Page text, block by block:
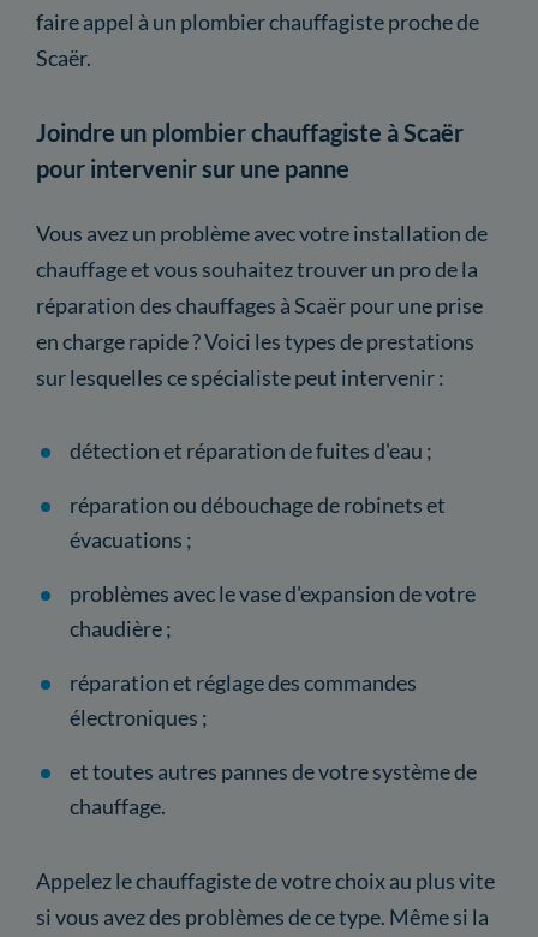
faire appel à un plombier chauffagiste proche de
Scaër.
Joindre un plombier chauffagiste à Scaër
pour intervenir sur une panne
Vous avez un problème avec votre installation de
chauffage et vous souhaitez trouver un pro de la
réparation des chauffages à Scaër pour une prise
en charge rapide ? Voici les types de prestations
sur lesquelles ce spécialiste peut intervenir :
détection et réparation de fuites d'eau ;
réparation ou débouchage de robinets et
évacuations ;
problèmes avec le vase d'expansion de votre
chaudière ;
réparation et réglage des commandes
électroniques ;
et toutes autres pannes de votre système de
chauffage.
Appelez le chauffagiste de votre choix au plus vite
si vous avez des problèmes de ce type. Même si la